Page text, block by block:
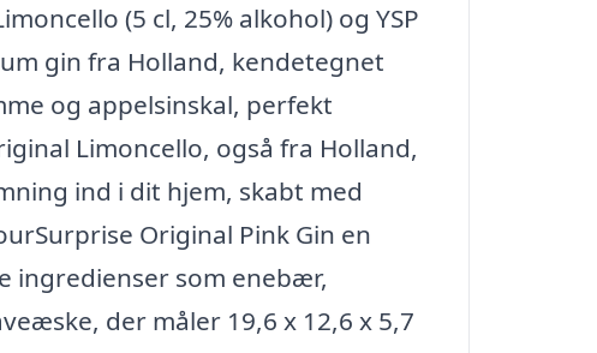
(5 cl, 25% alkohol) og YSP
gin fra Holland, kendetegnet
og appelsinskal, perfekt
Limoncello, også fra Holland,
ind i dit hjem, skabt med
Original Pink Gin en
ingredienser som enebær,
der måler 19,6 x 12,6 x 5,7